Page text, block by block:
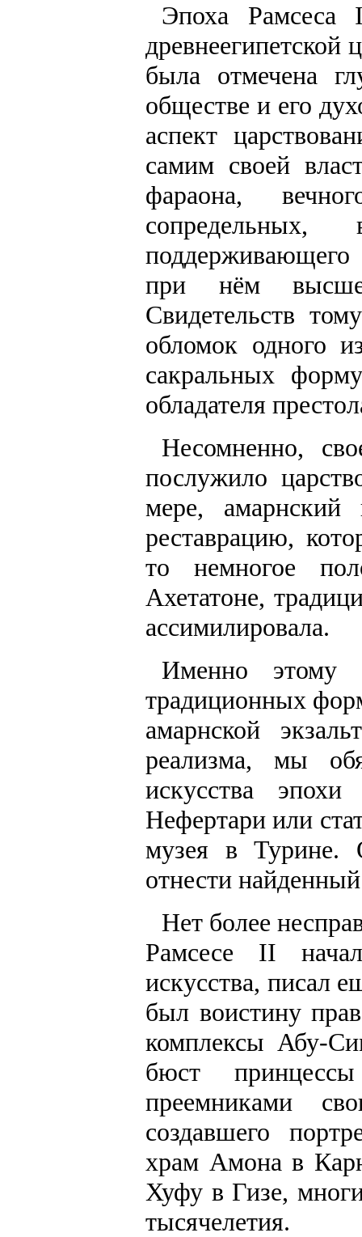
Эпоха
древнеегипетской
была отмечена
обществе и его
аспект
самим своей
фараона,
при нём
Свидетельств
обломок одного
сакральных
обладателя
Несомненно,
послужило
мере, амарнский
реставрацию,
то немногое
Ахетатоне,
ассимилировала.
Именно этому
традиционных
амарнской
реализма, мы
искусства
Нефертари или
музея в Турине.
отнести
Нет более
Рамсесе II
искусства, писал
был воистину
комплексы Абу-
бюст
преемниками
создавшего
храм Амона в
Хуфу в Гизе,
тысячелетия.